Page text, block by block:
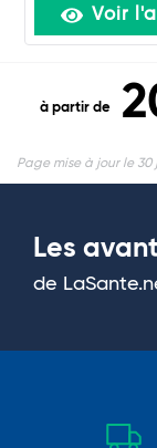
Voir
à partir de
Page mise à jour le 30
Les
de